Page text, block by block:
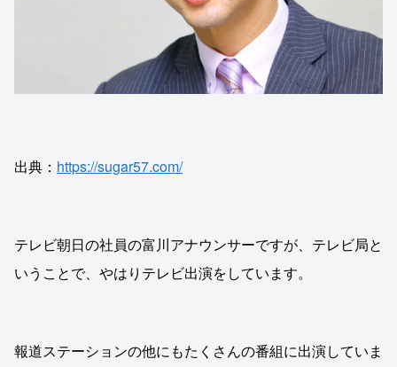
出典： https://sugar57.com/
テレビ朝日の社員の富川アナウンサーですが、テレビ局と
いうことで、やはりテレビ出演をしています。
報道ステーションの他にもたくさんの番組に出演していま